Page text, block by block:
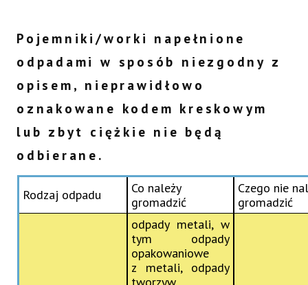
Pojemniki/worki napełnione
odpadami w sposób niezgodny z
opisem, nieprawidłowo
oznakowane kodem kreskowym
lub zbyt ciężkie nie będą
odbierane.
Rodzaj odpadu
Co należy
gromadzić
Czego nie
gromadzić
odpady metali, w
tym odpady
opakowaniowe
z metali, odpady